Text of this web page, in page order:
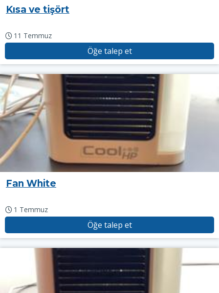
Kısa ve tişört
11 Temmuz
Öğe talep et
Fan White
1 Temmuz
Öğe talep et